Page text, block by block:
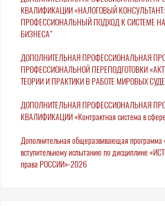
КВАЛИФИКАЦИИ «НАЛОГОВЫЙ КОНСУЛЬТАНТ:
ПРОФЕССИОНАЛЬНЫЙ ПОДХОД К СИСТЕМЕ
БИЗНЕСА"
ДОПОЛНИТЕЛЬНАЯ ПРОФЕССИОНАЛЬНАЯ
ПРОФЕССИОНАЛЬНОЙ ПЕРЕПОДГОТОВКИ
ТЕОРИИ И ПРАКТИКИ В РАБОТЕ МИРОВЫХ
ДОПОЛНИТЕЛЬНАЯ ПРОФЕССИОНАЛЬНАЯ
КВАЛИФИКАЦИИ «Контрактная система в
Дополнительная общеразвивающая программа
вступительному испытанию по дисциплине
права РОССИИ»-2026